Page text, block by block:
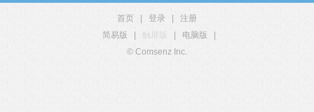
首页 登录
注册
简易版
触屏版 电脑版
© Comsenz Inc.